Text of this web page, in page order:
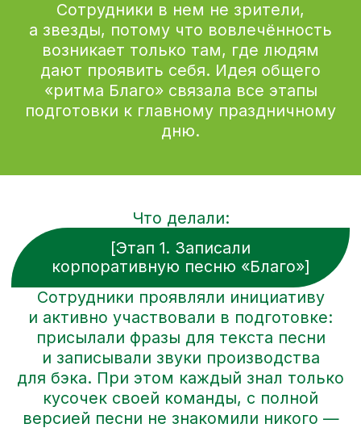
Над этой задачей было особенно
приятно работать, потому что нас
сильно поддерживали
руководители. Часто менеджеры
стараются делегировать
необязательные активности
сотрудникам, а сами остаются
в роли зрителей. Но не в случае
Благо! Например, руководитель
не с позиции сверху, когда задачи
просто делегируются, а бок-о-бок
с командой.
Примечательно, что команда
по итогам творческого конкурса,
но и по производственным
показателям.
Елена Швецова
руководитель проектов Manifesta Agency